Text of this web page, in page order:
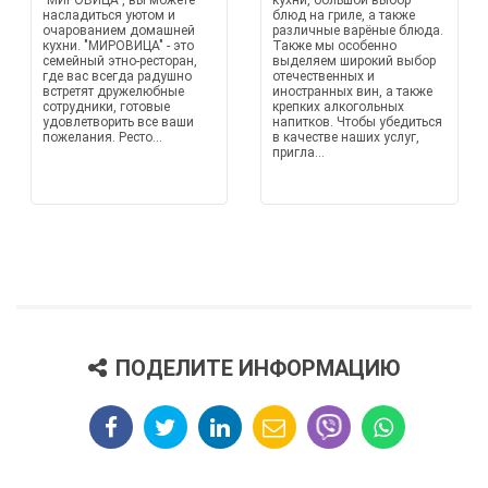
насладиться уютом и
очарованием домашней
кухни. "МИРОВИЦА" - это
семейный этно-ресторан,
где вас всегда радушно
встретят дружелюбные
сотрудники, готовые
удовлетворить все ваши
пожелания. Ресто...
блюд на гриле, а также
различные варёные блюда.
Также мы особенно
выделяем широкий выбор
отечественных и
иностранных вин, а также
крепких алкогольных
напитков. Чтобы убедиться
в качестве наших услуг,
пригла...
ПОДЕЛИТЕ ИНФОРМАЦИЮ